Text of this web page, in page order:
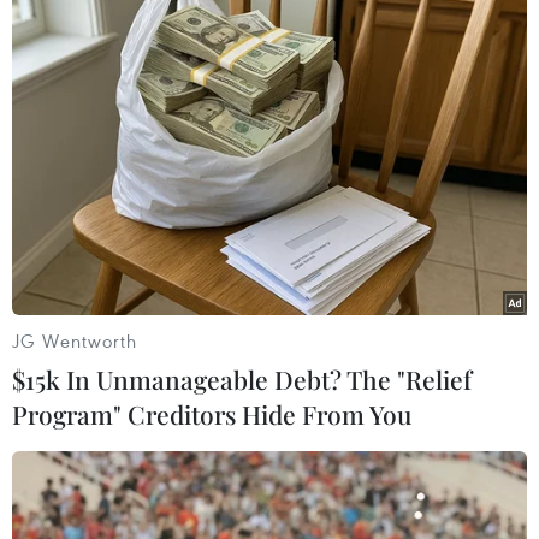
vào cuộc khủng hoảng nhân đạo tồi tệ nhất trên
thế giới với gần 14 triệu người đứng trước nguy
cơ bị đói./.
(TTXVN/Vietnam+)
JG Wentworth
$15k In Unmanageable Debt? The "Relief
Program" Creditors Hide From You